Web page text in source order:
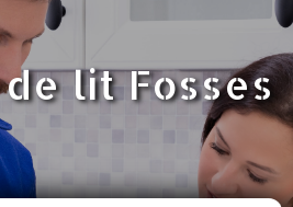
de lit Fosses